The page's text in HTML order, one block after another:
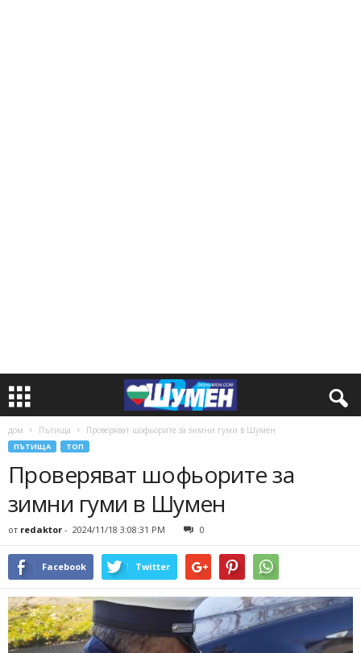
дом Пътища Проверяват шофьорите за зимни гуми в Шумен
ПЪТИЩА ТОП
Проверяват шофьорите за
зимни гуми в Шумен
от redaktor - 2024/11/18 3:08:31 PM 0
Facebook Twitter